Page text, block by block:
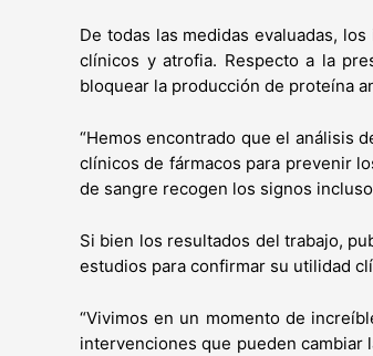
De todas las medidas evaluadas,
clínicos y atrofia. Respecto a la
bloquear la producción de proteína
“Hemos encontrado que el análisis
clínicos de fármacos para prevenir
de sangre recogen los signos
Si bien los resultados del trabajo,
estudios para confirmar su utilidad
“Vivimos en un momento de
intervenciones que pueden cambiar